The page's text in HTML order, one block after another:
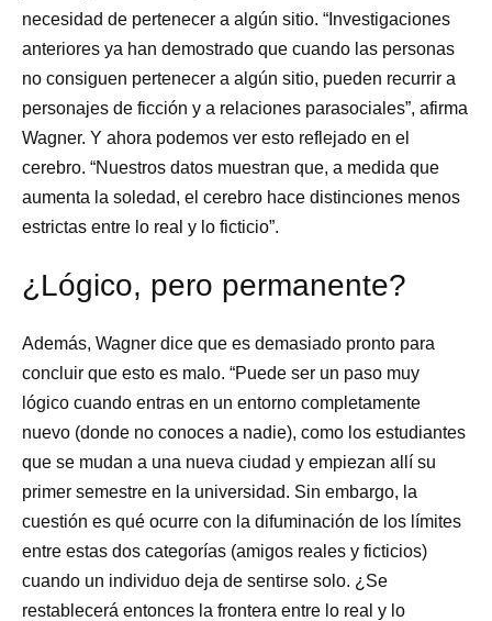
necesidad de pertenecer a algún sitio. “Investigaciones
anteriores ya han demostrado que cuando las personas
no consiguen pertenecer a algún sitio, pueden recurrir a
personajes de ficción y a relaciones parasociales”, afirma
Wagner. Y ahora podemos ver esto reflejado en el
cerebro. “Nuestros datos muestran que, a medida que
aumenta la soledad, el cerebro hace distinciones menos
estrictas entre lo real y lo ficticio”.
¿Lógico, pero permanente?
Además, Wagner dice que es demasiado pronto para
concluir que esto es malo. “Puede ser un paso muy
lógico cuando entras en un entorno completamente
nuevo (donde no conoces a nadie), como los estudiantes
que se mudan a una nueva ciudad y empiezan allí su
primer semestre en la universidad. Sin embargo, la
cuestión es qué ocurre con la difuminación de los límites
entre estas dos categorías (amigos reales y ficticios)
cuando un individuo deja de sentirse solo. ¿Se
restablecerá entonces la frontera entre lo real y lo